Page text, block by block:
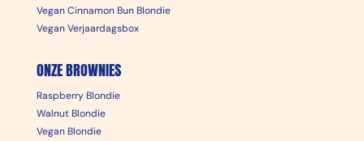
Vegan Cinnamon Bun Blondie
Vegan Verjaardagsbox
ONZE BROWNIES
Raspberry Blondie
Walnut Blondie
Vegan Blondie